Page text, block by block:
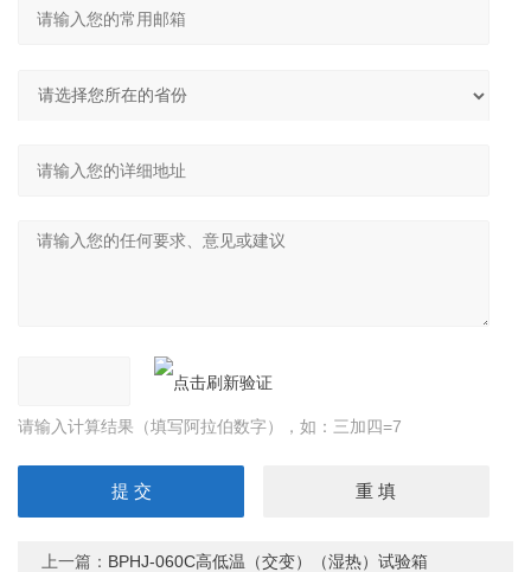
请输入计算结果（填写阿拉伯数字），如：三加四=7
上一篇： BPHJ-060C高低温（交变）（湿热）试验箱